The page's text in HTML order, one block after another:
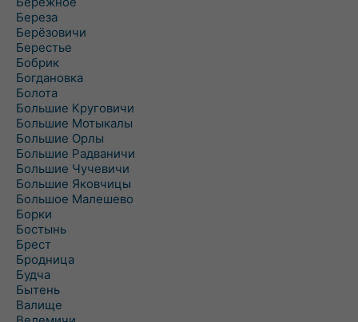
Береза
Берёзовичи
Берестье
Бобрик
Богдановка
Болота
Большие Круговичи
Большие Мотыкалы
Большие Орлы
Большие Радваничи
Большие Чучевичи
Большие Яковчицы
Большое Малешево
Борки
Бостынь
Брест
Бродница
Будча
Бытень
Валище